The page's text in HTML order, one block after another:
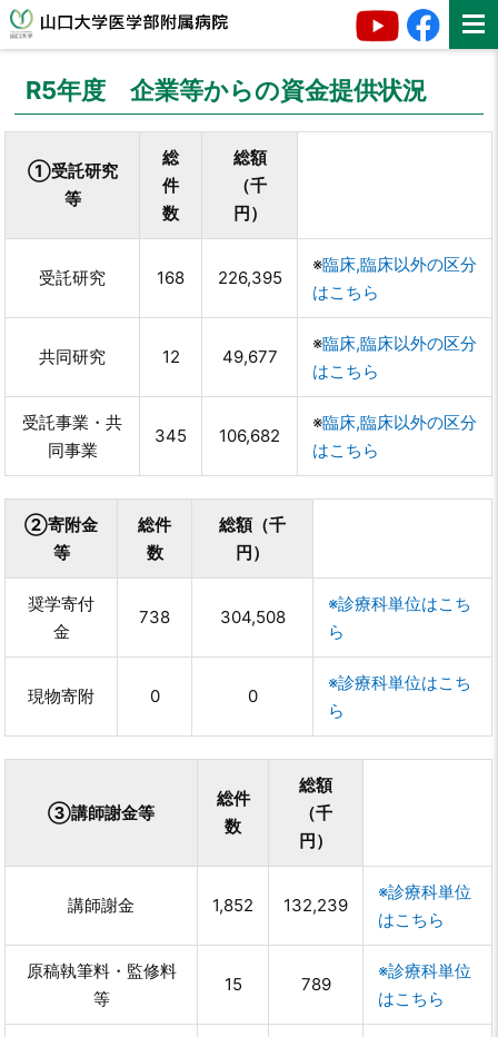
R5年度 企業等からの資金提供状況
①受託研究
等
総
件
数
総額
（千
円）
受託研究 168 226,395
※臨床,臨床以外の区分
はこちら
共同研究 12 49,677
※臨床,臨床以外の区分
はこちら
受託事業・共
同事業
345 106,682
※臨床,臨床以外の区分
はこちら
②寄附金
等
総件
数
総額（千
円）
奨学寄付
金
738 304,508
※診療科単位はこち
ら
現物寄附 0 0
※診療科単位はこち
ら
③講師謝金等
総件
数
総額
（千
円）
講師謝金 1,852 132,239
※診療科単位
はこちら
原稿執筆料・監修料
等
15 789
※診療科単位
はこちら